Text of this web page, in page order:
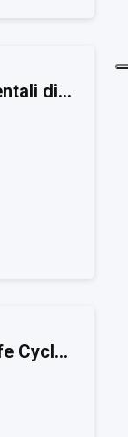
di
Cycle